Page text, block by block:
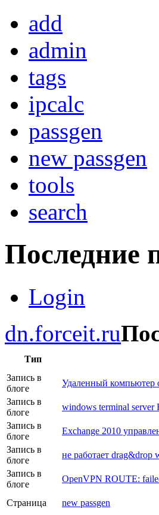
add
admin
tags
ipcalc
passgen
new passgen
tools
search
Последние
Login
dn.forceit.ru
Тип
Запись в
блоге
Удаленный компьютер
Запись в
блоге
windows terminal server
Запись в
блоге
Exchange 2010
Запись в
блоге
не работает drag&drop
Запись в
блоге
OpenVPN ROUTE:
Страница
new passgen